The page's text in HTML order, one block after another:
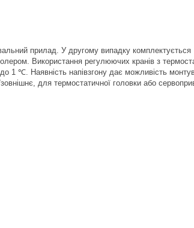
прилад. У другому випадку комплектується
Використання регулюючих кранів з
1 ℃. Наявність напівзгону дає можливість
для термостатичної головки або